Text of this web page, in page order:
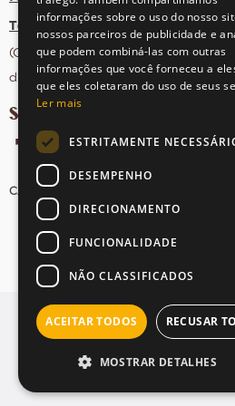
Tel: +351 21 412 93 36
(Chamada para rede fixa nacional;
dias úteis das 10h às 17h)
SIGA-NOS NAS REDES
CANDIDATURAS
© Copyright 2026 . Todos os direitos
informações sobre o uso do nosso
nossos parceiros de publicidade e
que podem combiná-las com outras
informações que você forneceu a
que eles coletaram do uso de seus
Ler mais
ESTRITAMENTE
DESEMPENHO
DIRECIONAMENTO
FUNCIONALIDADE
NÃO CLASSIFICADOS
ACEITAR TODOS RECUSAR
MOSTRAR DETALHES